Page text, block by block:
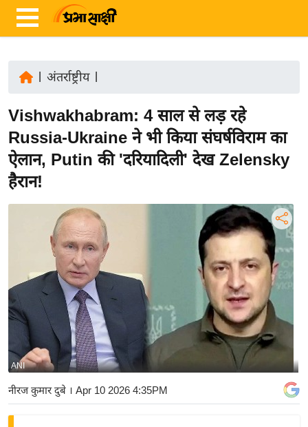
ज़ा
ख
ब
र
र्रा
ष्ट्री
य
बि
ज़
अंतर्राष्ट्रीय|
Vishwakhabram: 4 साल से लड़ रहे
Russia-Ukraine ने भी किया संघर्षविराम का
ऐलान, Putin की 'दरियादिली' देख Zelensky
हैरान!
ANI
नीरज कुमार दुबे । Apr 10 2026 4:35PM